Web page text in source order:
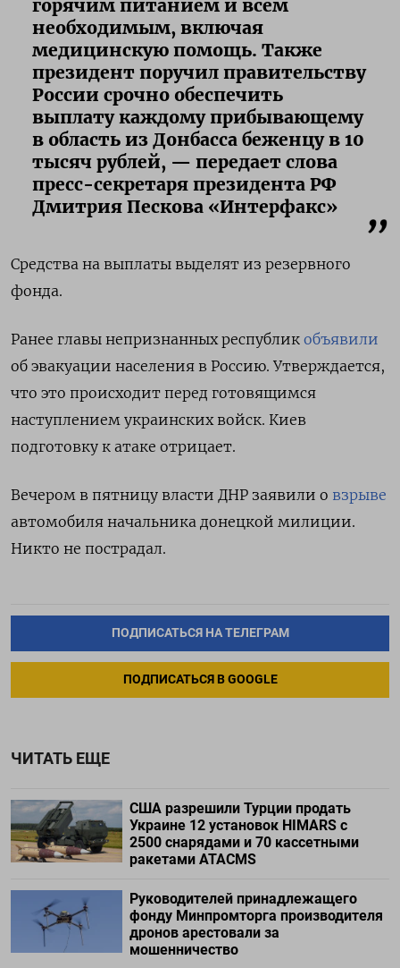
горячим питанием и всем
необходимым, включая
медицинскую помощь. Также
президент поручил правительству
России срочно обеспечить
выплату каждому прибывающему
в область из Донбасса беженцу в 10
тысяч рублей, — передает слова
пресс-секретаря президента РФ
Дмитрия Пескова «Интерфакс»
Средства на выплаты выделят из резервного
фонда.
Ранее главы непризнанных республик объявили
об эвакуации населения в Россию. Утверждается,
что это происходит перед готовящимся
наступлением украинских войск. Киев
подготовку к атаке отрицает.
Вечером в пятницу власти ДНР заявили о взрыве
автомобиля начальника донецкой милиции.
Никто не пострадал.
ПОДПИСАТЬСЯ НА ТЕЛЕГРАМ
ПОДПИСАТЬСЯ В GOOGLE
ЧИТАТЬ ЕЩЕ
США разрешили Турции продать
Украине 12 установок HIMARS с
2500 снарядами и 70 кассетными
ракетами ATACMS
Руководителей принадлежащего
фонду Минпромторга производителя
дронов арестовали за
мошенничество